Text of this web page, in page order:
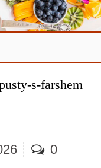
s-farshem
0